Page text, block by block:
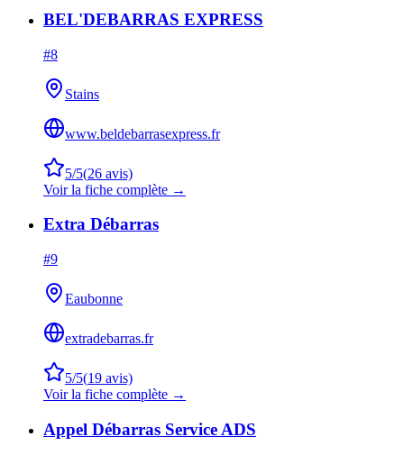
BEL'DEBARRAS EXPRESS
#8
Stains
www.beldebarrasexpress.fr
5/5(26 avis)
Voir la fiche complète →
Extra Débarras
#9
Eaubonne
extradebarras.fr
5/5(19 avis)
Voir la fiche complète →
Appel Débarras Service ADS